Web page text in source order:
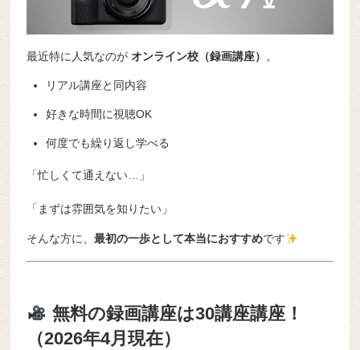
最近特に人気なのがオンライン校（録画講座） 。
リアル講座と同内容
好きな時間に視聴OK
何度でも繰り返し学べる
「忙しくて通えない…」
「まずは雰囲気を知りたい」
そんな方に、最初の一歩として本当におすすめです
無料の録画講座は30講座講座！
（2026年4月現在）